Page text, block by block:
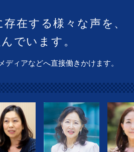
在する様々な声を、
でいます。
ィアなどへ直接働きかけます。